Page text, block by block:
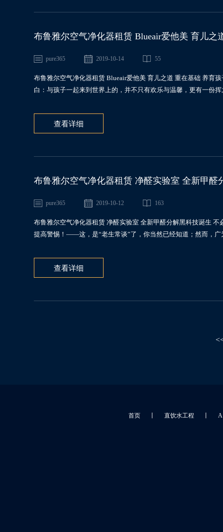
布鲁雅尔空气净化器租赁 Blueair爱他美 育儿之
pure365 2019-10-14 55
布鲁雅尔空气净化器租赁 Blueair爱他美 育儿之道 重在基础 养育
白：与孩子一起来到世界上的，并不只有欢乐与温馨，更有一份
查看详细
布鲁雅尔空气净化器租赁 净醛实验室 全新甲醛
pure365 2019-10-12 163
布鲁雅尔空气净化器租赁 净醛实验室 全新甲醛分解黑科技诞生
提高警惕！——这，是“老生常谈”了，你当然已经知道；然而，广
查看详细
首页 直饮水工程